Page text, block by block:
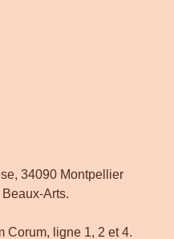
Arts.
Corum, ligne 1, 2 et 4.